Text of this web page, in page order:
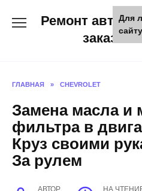
Ремонт авто и
заказ
ГЛАВНАЯ » CHEVROLET
Замена масла и
фильтра в
Круз своими
За рулем
АВТОР НА
Для